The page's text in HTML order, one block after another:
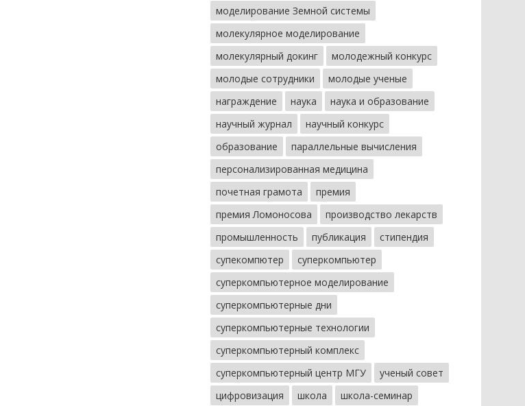
моделирование Земной системы
молекулярное моделирование
молекулярный докинг
молодежный конкурс
молодые сотрудники
молодые ученые
награждение
наука
наука и образование
научный журнал
научный конкурс
образование
параллельные вычисления
персонализированная медицина
почетная грамота
премия
премия Ломоносова
производство лекарств
промышленность
публикация
стипендия
супекомпютер
суперкомпьютер
суперкомпьютерное моделирование
суперкомпьютерные дни
суперкомпьютерные технологии
суперкомпьютерный комплекс
суперкомпьютерный центр МГУ
ученый совет
цифровизация
школа школа-семинар